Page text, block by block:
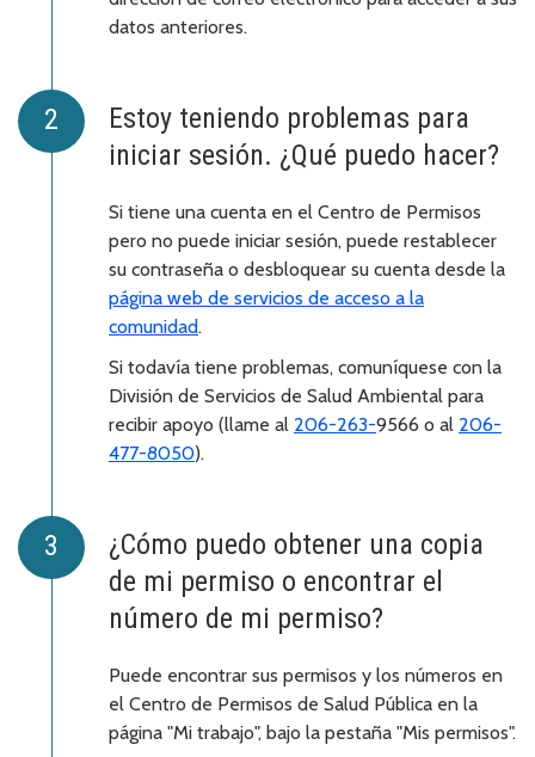
datos anteriores.
Estoy teniendo problemas para
iniciar sesión. ¿Qué puedo hacer?
Si tiene una cuenta en el Centro de Permisos
pero no puede iniciar sesión, puede restablecer
su contraseña o desbloquear su cuenta desde la
página web de servicios de acceso a la
comunidad.
Si todavía tiene problemas, comuníquese con la
División de Servicios de Salud Ambiental para
recibir apoyo (llame al 206-263-9566 o al 206-
477-8050).
¿Cómo puedo obtener una copia
de mi permiso o encontrar el
número de mi permiso?
Puede encontrar sus permisos y los números en
el Centro de Permisos de Salud Pública en la
página "Mi trabajo", bajo la pestaña "Mis permisos".